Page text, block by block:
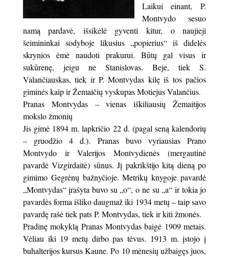
Laikui einant, P.
Montvydo sesuo
namą pardavė, išsikėlė gyventi kitur, o naujieji
šeimininkai sodyboje likusius „popierius“ iš didelės
skrynios ėmė naudoti prakurui. Būtų gal visus ir
sukūrenę, jeigu ne Stanislovas. Beje, tiek S.
Valančiauskas, tiek ir P. Montvydas kilę iš tos pačios
giminės kaip ir Žemaičių vyskupas Motiejus Valančius.
Pranas Montvydas – vienas iškiliausių Žemaitijos
mokslo žmonių
Jis gimė 1894 m. lapkričio 22 d. (pagal seną kalendorių
– gruodžio 4 d.). Pranas buvo vyriausias Prano
Montvydo ir Valerijos Montvydienės (mergautinė
pavardė Vizgirdaitė) sūnus. Jį pakrikštijo kitą dieną po
gimimo Gegrėnų bažnyčioje. Metrikų knygoje pavardė
„Montvydas“ įrašyta buvo su „o“, o ne su „a“ ir tokia jo
pavardės forma išliko daugmaž iki 1934 metų – taip savo
pavardę rašė tiek pats P. Montvydas, tiek ir kiti žmonės.
Pradinę mokyklą Pranas Montvydas baigė 1909 metais.
Vėliau iki 19 metų dirbo pas tėvus. 1913 m. įstojo į
buhalterijos kursus Kaune. Po 10 mėnesių užbaigęs juos,